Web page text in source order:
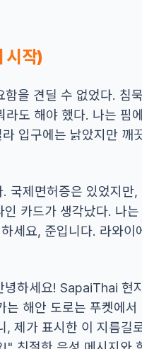
시작)
을 견딜 수 없었다. 침
도 해야 했다. 나는 핌
입구에는 낡았지만 깨
국제면허증은 있었지만
카드가 생각났다. 나
세요, 준입니다. 라와이
녕하세요! SapaiThai 현
해안 도로는 푸켓에
제가 표시한 이 지름길